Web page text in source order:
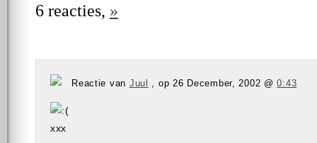
6 reacties, »
Reactie van Juul , op 26 December, 2002 @0:43
xxx